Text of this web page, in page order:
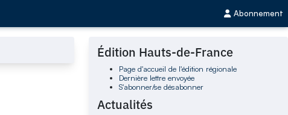
Abonnement
Édition Hauts-de-France
Page d'accueil de l'édition régionale
Dernière lettre envoyée
S'abonner/se désabonner
Actualités